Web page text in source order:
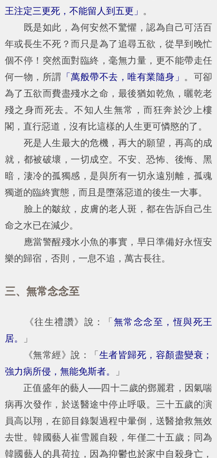
王注定三更死，不能留人到五更」 。
既是如此，為何安然不驚懼，認為自己可活百
年或長生不死？而只是為了追尋五欲，從早到晚忙
個不停！突然面對臨終，毫無力量，更不能帶走任
何一物，所謂 「萬般帶不去，唯有業隨身」 。可卻
為了五欲而費盡殘水之命，最後猶如乾魚，曬乾老
殘之身而死去。不知人生無常，而狂奔於沙上樓
閣，直行惡道，沒有比這樣的人生更可憐愍的了。
死是人生最大的危機，再大的願望，再高的成
就，都被破壞，一切成空。不安、恐怖、後悔、黑
暗，淒冷的孤獨感，是與所有一切永遠別離，孤魂
獨逝的臨終實態，而且是墮落惡道的後生一大事。
臉上的皺紋，皮膚的老人斑，都在告訴自己生
命之水已在減少。
應當警醒殘水小魚的事實，早日準備好永恆安
樂的歸宿，否則，一息不追，萬古長往。
三、無常念念至
《往生禮讚》說：「 無常念念至，恆與死王
居。
」
《無常經》說：「 生者皆歸死，容顏盡變衰；
強力病所侵，無能免斯者。
」
正值盛年的藝人──四十二歲的鄧麗君，因氣喘
病再次發作，於送醫途中停止呼吸。三十五歲的演
員高以翔，在節目錄製過程中暈倒，送醫搶救無效
去世。韓國藝人崔雪麗自殺，年僅二十五歲；同為
韓國藝人的具荷拉，因為抑鬱也於家中自殺身亡，